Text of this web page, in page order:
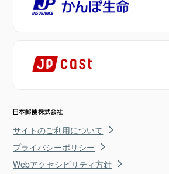
サイトのご利用について
プライバシーポリシー
Webアクセシビリティ方針